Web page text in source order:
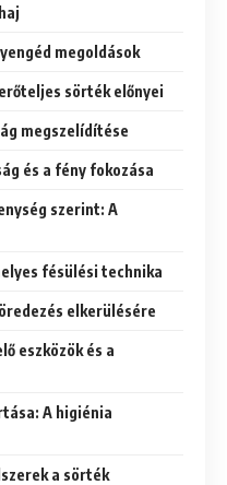
megoldások
sörték előnyei
megszelídítése
és a fény fokozása
szerint: A
fésülési technika
elkerülésére
eszközök és a
A higiénia
a sörték